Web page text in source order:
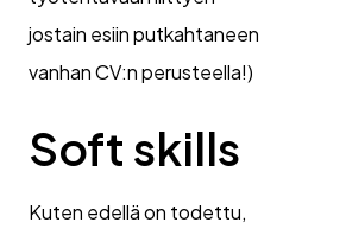
jostain esiin putkahtaneen
vanhan CV:n perusteella!)
Soft skills
Kuten edellä on todettu,